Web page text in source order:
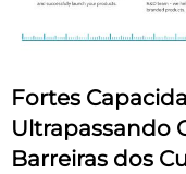
Fortes
Ultrapassando
Barreiras dos